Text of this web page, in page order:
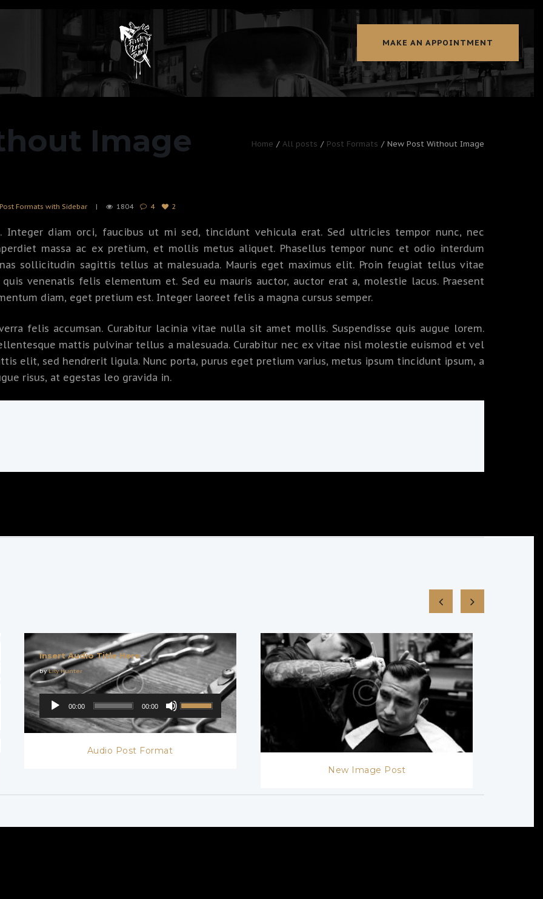
MAKE AN APPOINTMENT
Home All posts Post Formats New Post Without Image
Image
Post Formats with Sidebar 1804 4 2
Integer diam orci, faucibus ut mi sed, tincidunt vehicula erat. Sed ultricies tempor nunc, nec
massa ac ex pretium, et mollis metus aliquet. Phasellus tempor nunc et odio interdum
sollicitudin sagittis tellus at malesuada. Mauris eget maximus elit. Proin feugiat tellus vitae
venenatis felis elementum et. Sed eu mauris auctor, auctor erat a, molestie lacus. Praesent
diam, eget pretium est. Integer laoreet felis a magna cursus semper.
felis accumsan. Curabitur lacinia vitae nulla sit amet mollis. Suspendisse quis augue lorem.
mattis pulvinar tellus a malesuada. Curabitur nec ex vitae nisl molestie euismod et vel
elit, sed hendrerit ligula. Nunc porta, purus eget pretium varius, metus ipsum tincidunt ipsum, a
risus, at egestas leo gravida in.
Insert Audio Title Here
byLily Hunter
00:00 00:00
Audio Post Format
New Image Post